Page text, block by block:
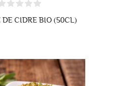
DE CIDRE BIO (50CL)